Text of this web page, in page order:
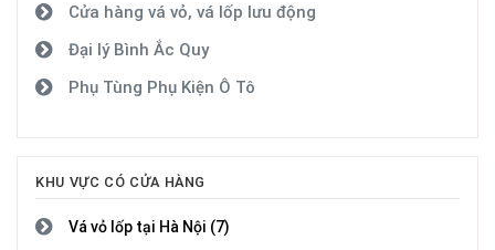
Cửa hàng vá vỏ, vá lốp lưu động
Đại lý Bình Ắc Quy
Phụ Tùng Phụ Kiện Ô Tô
KHU VỰC CÓ CỬA HÀNG
Vá vỏ lốp tại Hà Nội (7)